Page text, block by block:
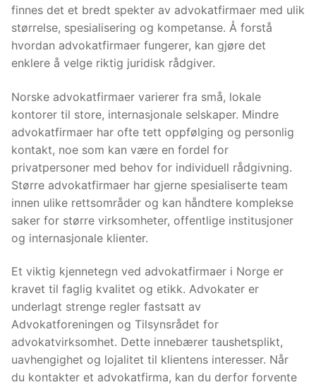
finnes det et bredt spekter av advokatfirmaer med ulik
størrelse, spesialisering og kompetanse. Å forstå
hvordan advokatfirmaer fungerer, kan gjøre det
enklere å velge riktig juridisk rådgiver.
Norske advokatfirmaer varierer fra små, lokale
kontorer til store, internasjonale selskaper. Mindre
advokatfirmaer har ofte tett oppfølging og personlig
kontakt, noe som kan være en fordel for
privatpersoner med behov for individuell rådgivning.
Større advokatfirmaer har gjerne spesialiserte team
innen ulike rettsområder og kan håndtere komplekse
saker for større virksomheter, offentlige institusjoner
og internasjonale klienter.
Et viktig kjennetegn ved advokatfirmaer i Norge er
kravet til faglig kvalitet og etikk. Advokater er
underlagt strenge regler fastsatt av
Advokatforeningen og Tilsynsrådet for
advokatvirksomhet. Dette innebærer taushetsplikt,
uavhengighet og lojalitet til klientens interesser. Når
du kontakter et advokatfirma, kan du derfor forvente